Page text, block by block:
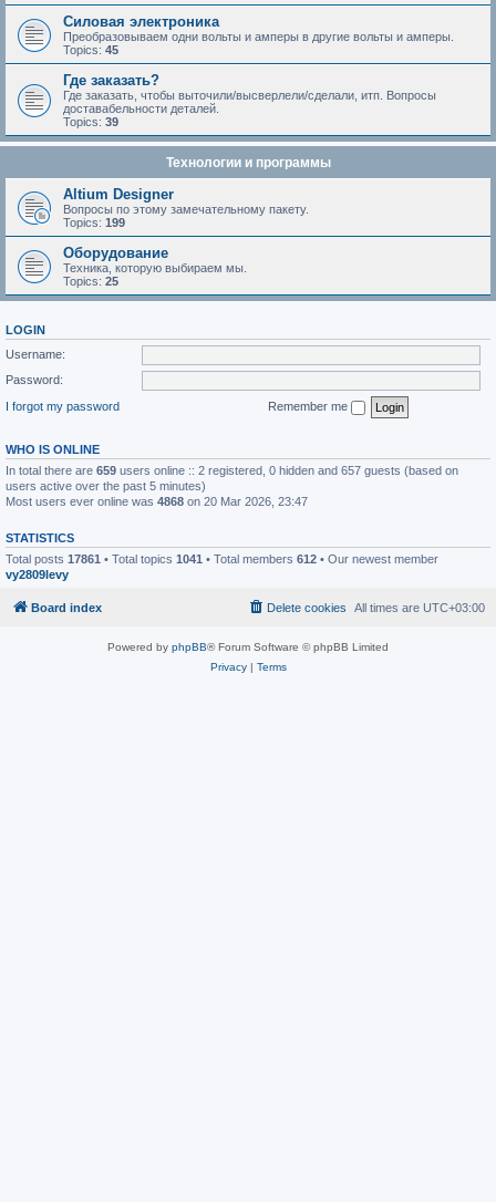
Силовая электроника
Преобразовываем одни вольты и амперы в другие вольты и амперы.
Topics: 45
Где заказать?
Где заказать, чтобы выточили/высверлели/сделали, итп. Вопросы
доставабельности деталей.
Topics: 39
Технологии и программы
Altium Designer
Вопросы по этому замечательному пакету.
Topics: 199
Оборудование
Техника, которую выбираем мы.
Topics: 25
LOGIN
Username:
Password:
I forgot my password
Remember me
WHO IS ONLINE
In total there are 659 users online :: 2 registered, 0 hidden and 657 guests (based on
users active over the past 5 minutes)
Most users ever online was 4868 on 20 Mar 2026, 23:47
STATISTICS
Total posts 17861 • Total topics 1041 • Total members 612 • Our newest member
vy2809levy
Board index All times are UTC+03:00
Delete cookies
Powered by phpBB® Forum Software © phpBB Limited
Privacy| Terms